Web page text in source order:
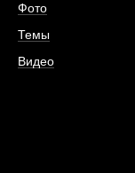
Фото
Темы
Видео